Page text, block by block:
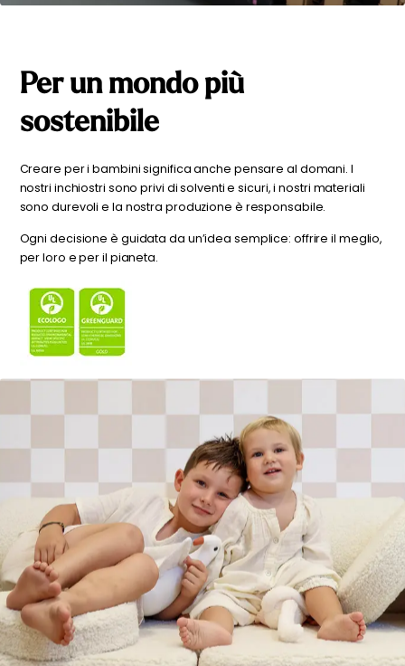
Per un mondo più
sostenibile
Creare per i bambini significa anche pensare al domani. I
nostri inchiostri sono privi di solventi e sicuri, i nostri materiali
sono durevoli e la nostra produzione è responsabile.
Ogni decisione è guidata da un’idea semplice: offrire il meglio,
per loro e per il pianeta.